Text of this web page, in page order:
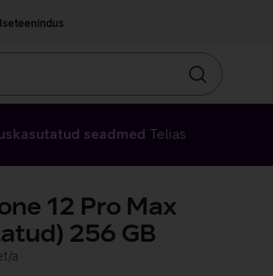
Iseteenindus
Otsin
seadmed Telias
12 Pro Max
256 GB
a